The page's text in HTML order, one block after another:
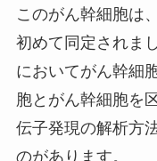
このがん幹細胞は
初めて同定されま
においてがん幹細
胞とがん幹細胞を
伝子発現の解析方
のがあります。